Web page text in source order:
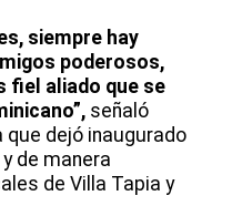
siempre hay
poderosos,
fiel aliado que se
señaló
que dejó inaugurado
de manera
de Villa Tapia y